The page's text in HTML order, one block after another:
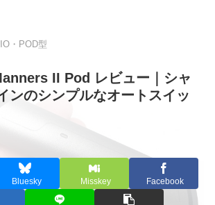
・POD型
II Pod レビュー｜シャ
ンのシンプルなオートスイッ
Bluesky Misskey Facebook